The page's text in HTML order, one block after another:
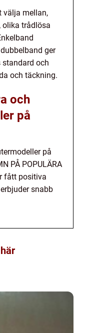
välja mellan,
olika trådlösa
ger
standard och
och täckning.
och
på
på
PÅ POPULÄRA
fått positiva
snabb